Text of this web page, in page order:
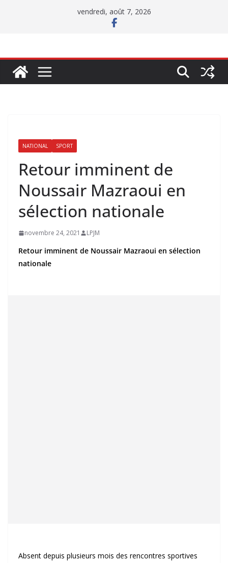
vendredi, août 7, 2026
NATIONAL SPORT
Retour imminent de
Noussair Mazraoui en
sélection nationale
novembre 24, 2021 LPJM
Retour imminent de Noussair Mazraoui en sélection
nationale
Absent depuis plusieurs mois des rencontres sportives